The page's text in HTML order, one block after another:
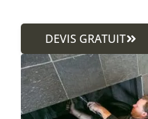
DEVIS GRATUIT